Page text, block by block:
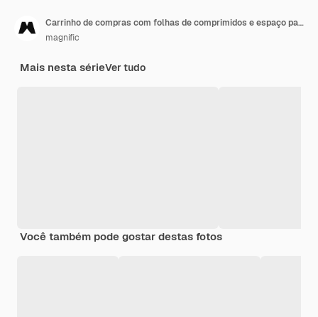
Carrinho de compras com folhas de comprimidos e espaço para cópias
magnific
Mais nesta sérieVer tudo
Você também pode gostar destas fotos